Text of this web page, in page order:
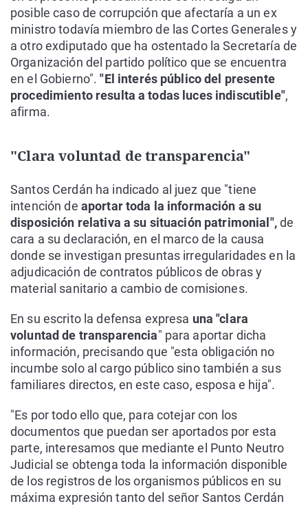
posible caso de corrupción que afectaría a un ex
ministro todavía miembro de las Cortes Generales y
a otro exdiputado que ha ostentado la Secretaría de
Organización del partido político que se encuentra
en el Gobierno"."El interés público del presente
procedimiento resulta a todas luces indiscutible",
afirma.
"Clara voluntad de transparencia"
Santos Cerdán ha indicado al juez que "tiene
intención de aportar toda la información a su
disposición relativa a su situación patrimonial",de
cara a su declaración, en el marco de la causa
donde se investigan presuntas irregularidades en la
adjudicación de contratos públicos de obras y
material sanitario a cambio de comisiones.
En su escrito la defensa expresa una "clara
voluntad de transparencia" para aportar dicha
información, precisando que "esta obligación no
incumbe solo al cargo público sino también a sus
familiares directos, en este caso, esposa e hija".
"Es por todo ello que, para cotejar con los
documentos que puedan ser aportados por esta
parte, interesamos que mediante el Punto Neutro
Judicial se obtenga toda la información disponible
de los registros de los organismos públicos en su
máxima expresión tanto del señor Santos Cerdán